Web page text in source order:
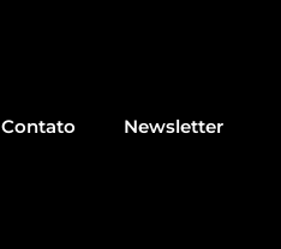
Contato Newsletter